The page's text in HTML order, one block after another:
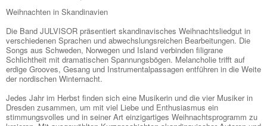
Weihnachten in Skandinavien
Die Band JULVISOR präsentiert skandinavisches Weihnachtsliedgut in
verschiedenen Sprachen und abwechslungsreichen Bearbeitungen. Die
Songs aus Schweden, Norwegen und Island verbinden filigrane
Schlichtheit mit dramatischen Spannungsbögen. Melancholie trifft auf
erdige Grooves, Gesang und Instrumentalpassagen entführen in die Weite
der nordischen Winternacht.
Jedes Jahr im Herbst finden sich eine Musikerin und die vier Musiker in
Dresden zusammen, um mit viel Liebe und Enthusiasmus ein
stimmungsvolles und in seiner Art einzigartiges Weihnachtsprogramm zu